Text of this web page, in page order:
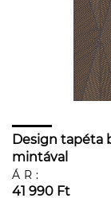
Design tapéta
mintával
ÁR:
41 990 Ft